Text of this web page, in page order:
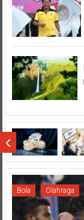
Bola Olahraga